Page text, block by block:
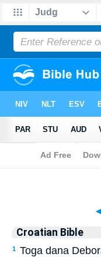
Biblia
Croatian Bible
1 Toga dana